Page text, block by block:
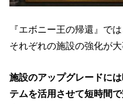
『エボニー王の帰還』で
それぞれの施設の強化が大
施設のアップグレードに
テムを活用させて短時間